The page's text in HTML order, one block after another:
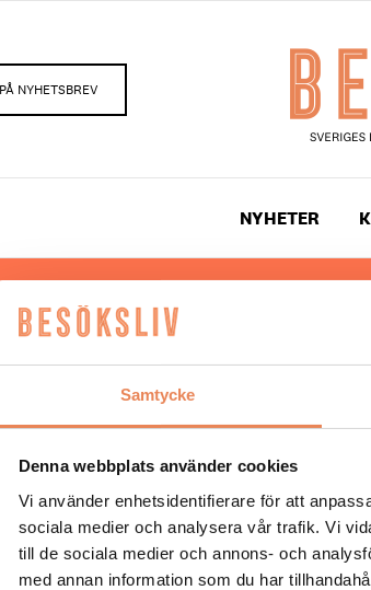
Samtycke
Denna webbplats använder cookies
Vi använder enhetsidentifierare för att
sociala medier och analysera vår trafik. Vi
till de sociala medier och annons- och
med annan information som du har
NYHETSBREV
NYHETER
Hos oss läser du
besöksnäringen.
UTGIVARE
Siljhammar
Allt